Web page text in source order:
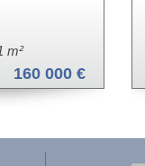
m²
160 000 €